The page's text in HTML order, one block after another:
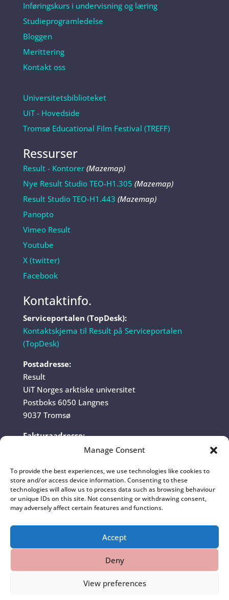
Manage Consent
To provide the best experiences, we use technologies like cookies to
store and/or access device information. Consenting to these
technologies will allow us to process data such as browsing behaviour
or unique IDs on this site. Not consenting or withdrawing consent,
may adversely affect certain features and functions.
Accept
Deny
View preferences
Inføringskurs i undervisning og læring
Studieprogramledelse
Bloggen
Merittering
Kontakt oss
Universitetsbiblioteket
UiT - Hovedside
Tromsø Educational Film Festival (TREFF)
Ressurser
Result - Kontorer(Mazemap)
Nye Result Studio TEO-H1.305 (Mazemap)
Result Studio TEO-H1.443 (Mazemap)
Panopto
Vimeo Result
Youtube
X (twitter)
Facebook
Kontaktinfo.
Serviceportalen (TopDesk):
Kontaktskjema til Result på Serviceportalen
(TopDesk)
Postadresse:
Result
UiT Norges arktiske universitet
Postboks 6050 Langnes
9037 Tromsø
Fakturaadresse:
UiT Norges arktiske universitet
Postboks 6050 Langnes
9037 Tromsø
Organisasjonsnummer: